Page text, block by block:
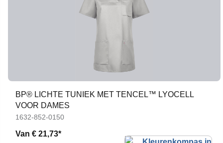
BP® LICHTE TUNIEK MET TENCEL™ LYOCELL
VOOR DAMES
1632-852-0150
Van € 21,73*